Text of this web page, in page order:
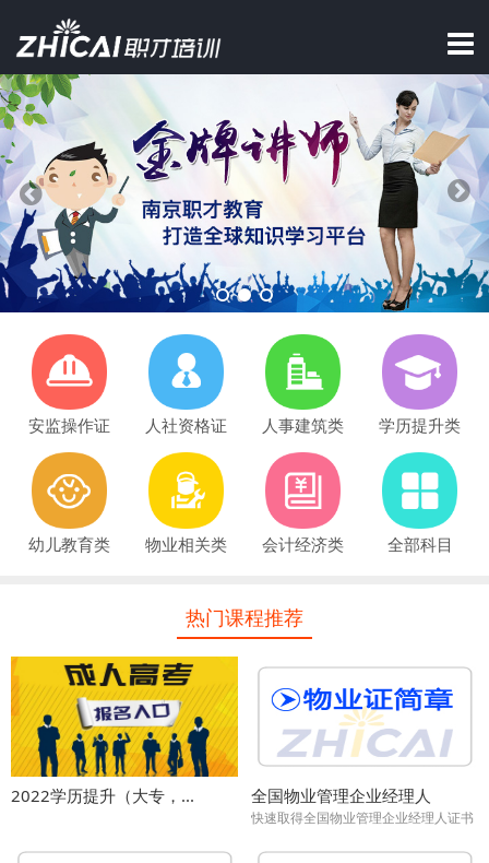
安监操作证 人社资格证 人事建筑类 学历提升类
幼儿教育类 物业相关类 会计经济类 全部科目
热门课程推荐
2022学历提升（大专，... 全国物业管理企业经理人
快速取得全国物业管理企业经理人证书